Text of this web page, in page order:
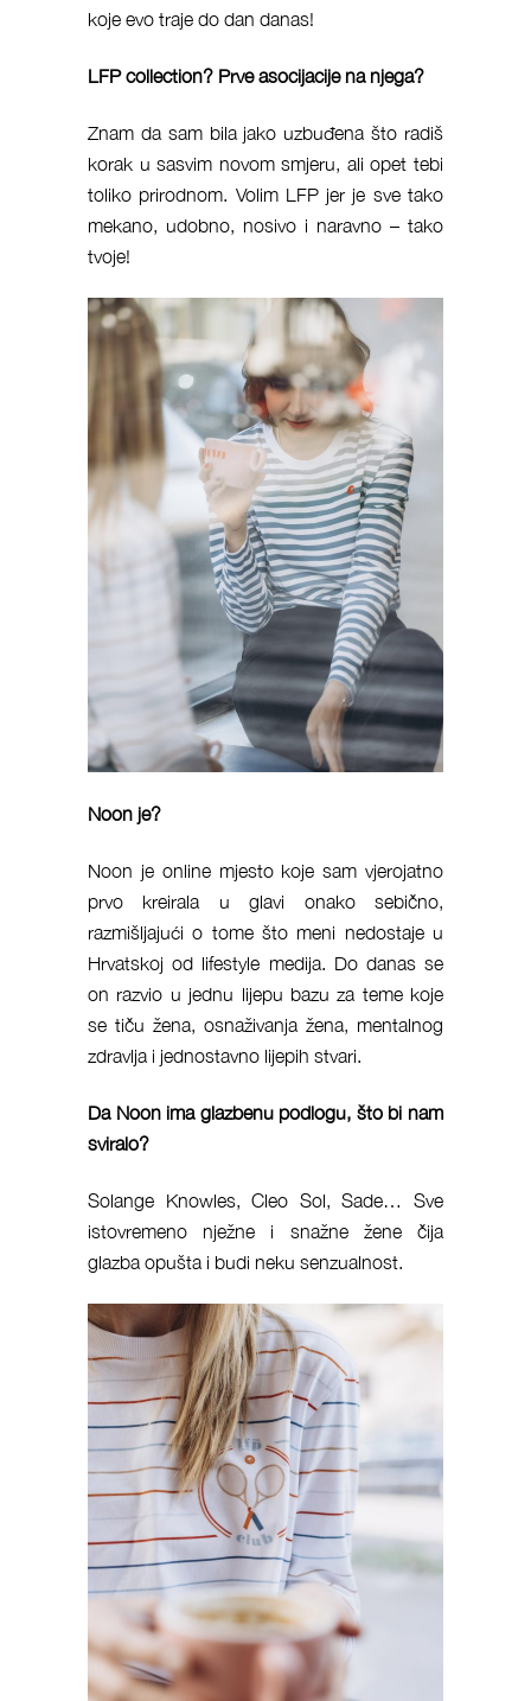
koje evo traje do dan danas!
LFP collection? Prve asocijacije na njega?
Znam da sam bila jako uzbuđena što radiš
korak u sasvim novom smjeru, ali opet tebi
toliko prirodnom. Volim LFP jer je sve tako
mekano, udobno, nosivo i naravno – tako
tvoje!
Noon je?
Noon je online mjesto koje sam vjerojatno
prvo kreirala u glavi onako sebično,
razmišljajući o tome što meni nedostaje u
Hrvatskoj od lifestyle medija. Do danas se
on razvio u jednu lijepu bazu za teme koje
se tiču žena, osnaživanja žena, mentalnog
zdravlja i jednostavno lijepih stvari.
Da Noon ima glazbenu podlogu, što bi nam
sviralo?
Solange Knowles, Cleo Sol, Sade… Sve
istovremeno nježne i snažne žene čija
glazba opušta i budi neku senzualnost.